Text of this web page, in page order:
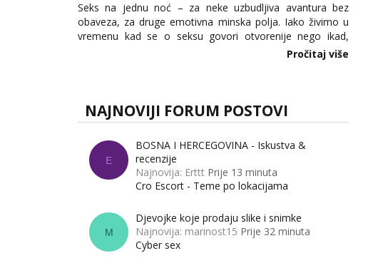
Seks na jednu noć – za neke uzbudljiva avantura bez
obaveza, za druge emotivna minska polja. Iako živimo u
vremenu kad se o seksu govori otvorenije nego ikad,
tema „jedne noći strasti“ i dalje izaziva burne rasprave. Što
Pročitaj više
NAJNOVIJI FORUM POSTOVI
E
BOSNA I HERCEGOVINA - Iskustva &
recenzije
Najnovija: Erttt Prije 13 minuta
Cro Escort - Teme po lokacijama
M
Djevojke koje prodaju slike i snimke
Najnovija: marinost15 Prije 32 minuta
Cyber sex